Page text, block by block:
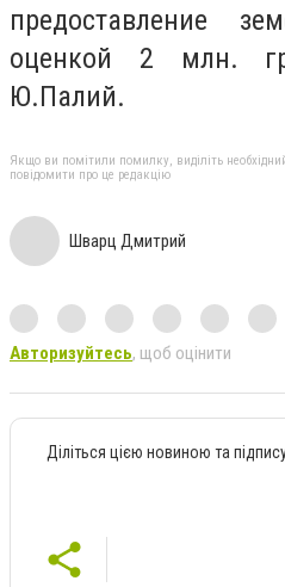
предоставление
оценкой 2 млн.
Ю.Палий.
Якщо ви помітили помилку, виділіть
повідомити про це редакцію
Шварц Дмитрий
Авторизуйтесь, щоб оцінити
Діліться цією новиною та